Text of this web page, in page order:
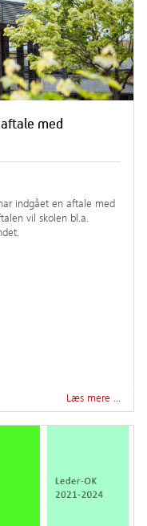
med
indgået en aftale med
vil skolen bl.a.
Læs mere …